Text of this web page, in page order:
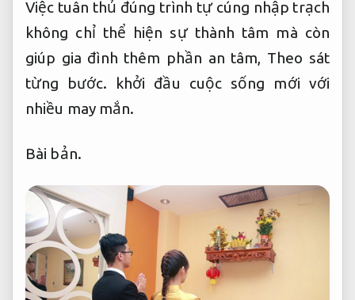
Việc tuân thủ đúng trình tự cúng nhập trạch
không chỉ thể hiện sự thành tâm mà còn
giúp gia đình thêm phần an tâm, Theo sát
từng bước. khởi đầu cuộc sống mới với
nhiều may mắn.
Bài bản.